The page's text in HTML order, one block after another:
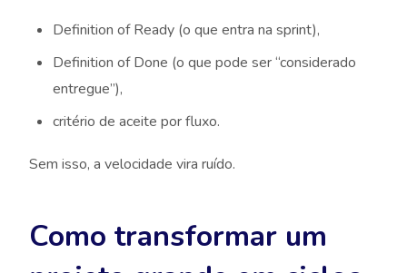
Definition of Ready (o que entra na sprint),
Definition of Done (o que pode ser “considerado
entregue”),
critério de aceite por fluxo.
Sem isso, a velocidade vira ruído.
Como transformar um